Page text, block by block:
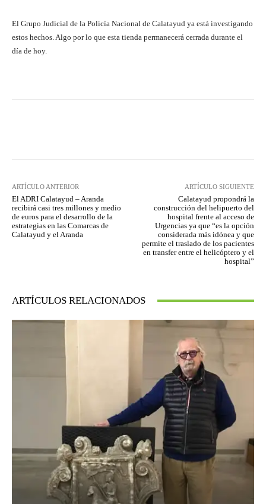
El Grupo Judicial de la Policía Nacional de Calatayud ya está investigando
estos hechos. Algo por lo que esta tienda permanecerá cerrada durante el
día de hoy.
ARTÍCULO ANTERIOR
El ADRI Calatayud – Aranda
recibirá casi tres millones y medio
de euros para el desarrollo de la
estrategias en las Comarcas de
Calatayud y el Aranda
ARTÍCULO SIGUIENTE
Calatayud propondrá la
construcción del helipuerto del
hospital frente al acceso de
Urgencias ya que “es la opción
considerada más idónea y que
permite el traslado de los pacientes
en transfer entre el helicóptero y el
hospital”
ARTÍCULOS RELACIONADOS